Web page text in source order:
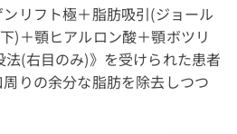
ンリフト極＋脂肪吸引(ジョール
)＋顎ヒアルロン酸＋顎ボツリ
(右目のみ)》を受けられた患者
りの余分な脂肪を除去しつつ